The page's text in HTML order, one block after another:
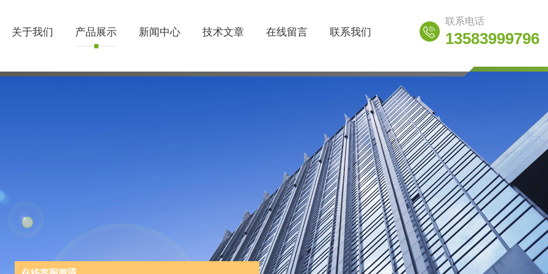
关于我们 产品展示 新闻中心 技术文章 在线留言 联系我们
联系电话
13583999796